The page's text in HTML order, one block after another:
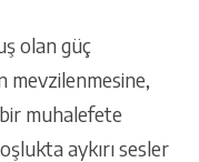
olan güç
mevzilenmesine,
bir muhalefete
aykırı sesler